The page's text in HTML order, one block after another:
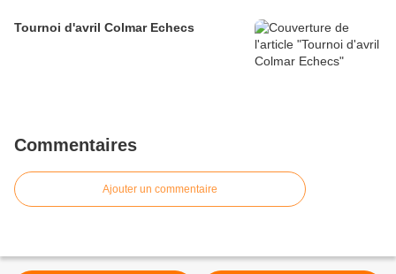
Tournoi d'avril Colmar Echecs
Commentaires
Ajouter un commentaire